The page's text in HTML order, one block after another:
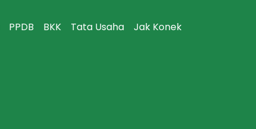
PPDB BKK Tata Usaha Jak Konek